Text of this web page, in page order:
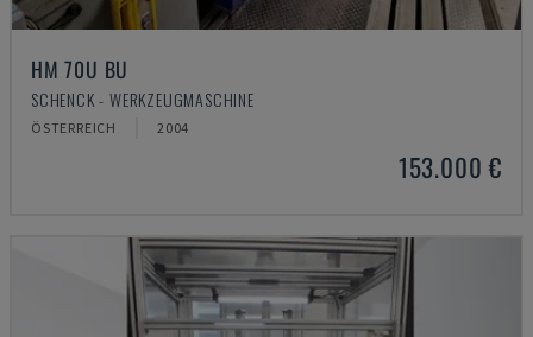
HM 70U BU
SCHENCK - WERKZEUGMASCHINE
ÖSTERREICH 2004
153.000 €